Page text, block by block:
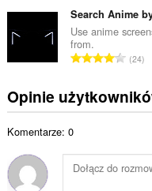
c
e
:
c
z
a
c
e
t
a
l
z
b
c
ł
k
w
t
a
c
z
Search Anime
Use anime
from.
C
k
i
t
24
Opinie
Komentarze: 0